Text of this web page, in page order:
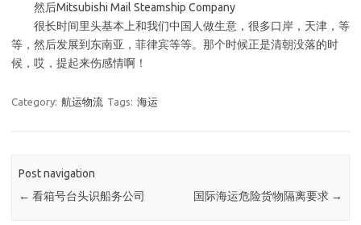
然后Mitsubishi Mail Steamship Company
很长时间里头基本上和我们中国人做生意，很多口岸，天津，等
等，然后发展到东南亚，菲律宾等等。那个时候正是清朝没落的时
候，哎，提起来伤感情啊！
Category: 航运物流 Tags: 海运
Post navigation
← 看箱号台头识船务公司 国际海运危险货物隔离要求 →